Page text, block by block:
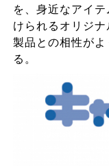
を、身近なアイ
けられるオリジ
製品との相性が
る。